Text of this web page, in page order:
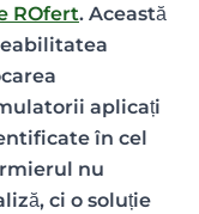
ROfert. Această
aplicați
în cel
nu
ci o soluție